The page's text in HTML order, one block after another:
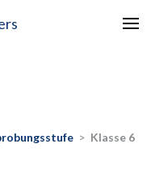
> Klasse 6